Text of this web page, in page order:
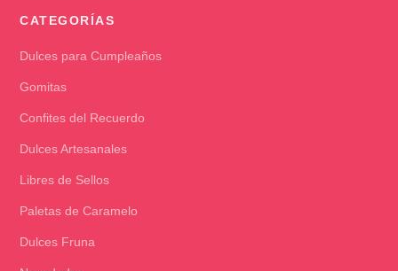
CATEGORÍAS
Dulces para Cumpleaños
Gomitas
Confites del Recuerdo
Dulces Artesanales
Libres de Sellos
Paletas de Caramelo
Dulces Fruna